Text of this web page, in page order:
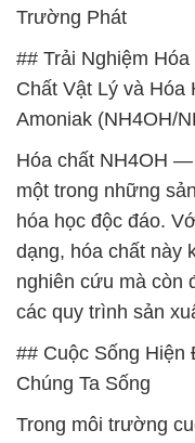
Trường Phát
## Trải Nghiệm
Chất Vật Lý và
Amoniak (NH4OH/
Hóa chất NH4OH
một trong những
hóa học độc đáo.
dạng, hóa chất này
nghiên cứu mà còn
các quy trình sản
## Cuộc Sống Hiện
Chúng Ta Sống
Trong môi trường